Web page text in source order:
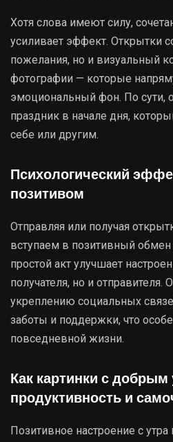
Хотя слова имеют силу,
усиливает эффект. Открытки
пожелания, но и визуальный
фотографии — которые
эмоциональный фон. По сути,
праздник в начале дня,
себе или другим.
Психологический
позитивом
Отправляя или получая
вступаем в позитивный
простой акт улучшает
получателя, но и отправителя.
укреплению социальных
заботы и поддержки, что
повседневной жизни.
Как картинки с
продуктивность и
Позитивное настроение с